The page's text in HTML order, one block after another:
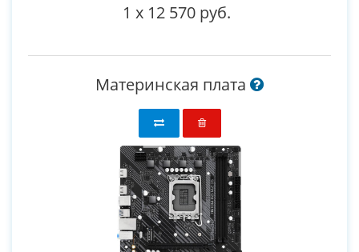
1 x 12 570 руб.
Материнская плата